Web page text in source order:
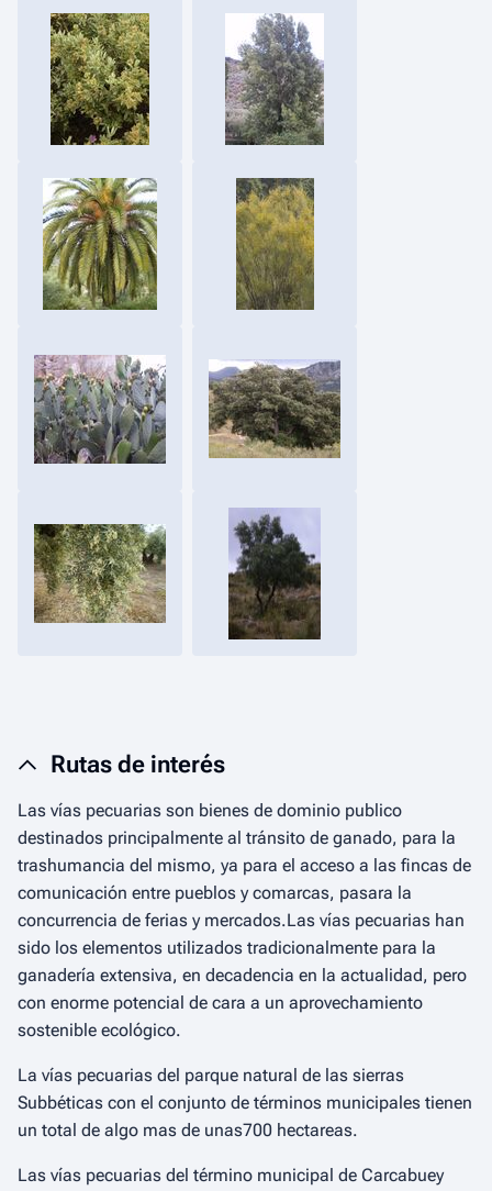
Rutas de interés
Las vías pecuarias son bienes de dominio publico
destinados principalmente al tránsito de ganado, para la
trashumancia del mismo, ya para el acceso a las fincas de
comunicación entre pueblos y comarcas, pasara la
concurrencia de ferias y mercados.Las vías pecuarias han
sido los elementos utilizados tradicionalmente para la
ganadería extensiva, en decadencia en la actualidad, pero
con enorme potencial de cara a un aprovechamiento
sostenible ecológico.
La vías pecuarias del parque natural de las sierras
Subbéticas con el conjunto de términos municipales tienen
un total de algo mas de unas700 hectareas.
Las vías pecuarias del término municipal de Carcabuey